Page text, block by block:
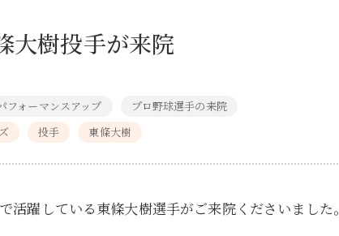
大樹投手が来院
フォーマンスアップ
プロ野球選手の来院
投手 東條大樹
活躍している東條大樹選手がご来院くださいました。